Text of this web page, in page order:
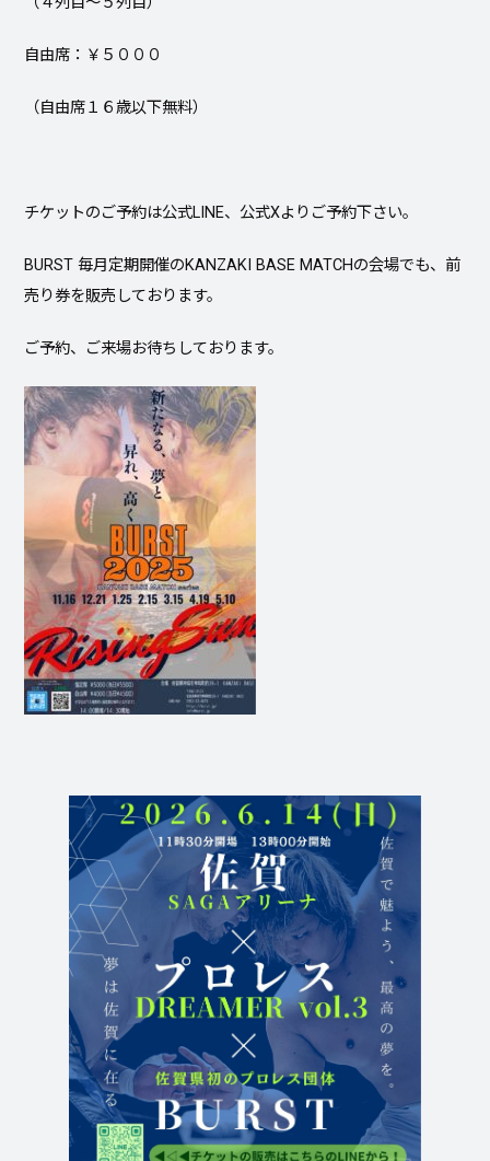
自由席：￥５０００
（自由席１６歳以下無料）
チケットのご予約は公式LINE、公式Xよりご予約下さい。
BURST 毎月定期開催のKANZAKI BASE MATCHの会場でも、前
売り券を販売しております。
ご予約、ご来場お待ちしております。